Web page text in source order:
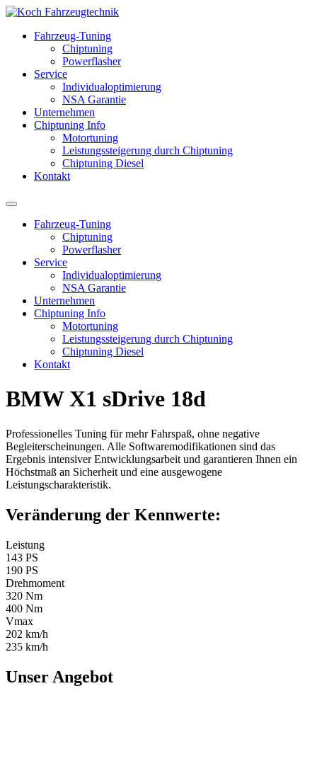
Fahrzeug-Tuning
Chiptuning
Powerflasher
Service
Individualoptimierung
NSA Garantie
Unternehmen
Chiptuning Info
Motortuning
Leistungssteigerung durch Chiptuning
Chiptuning Diesel
Kontakt
Fahrzeug-Tuning
Chiptuning
Powerflasher
Service
Individualoptimierung
NSA Garantie
Unternehmen
Chiptuning Info
Motortuning
Leistungssteigerung durch Chiptuning
Chiptuning Diesel
Kontakt
BMW X1 sDrive 18d
Professionelles Tuning für mehr Fahrspaß, ohne negative
Begleiterscheinungen. Alle Softwaremodifikationen sind das
Ergebnis intensiver Entwicklungsarbeit und garantieren Ihnen ein
Höchstmaß an Sicherheit und eine ausgewogene
Leistungscharakteristik.
Veränderung der Kennwerte:
Leistung
143 PS
190 PS
Drehmoment
320 Nm
400 Nm
Vmax
202 km/h
235 km/h
Unser Angebot